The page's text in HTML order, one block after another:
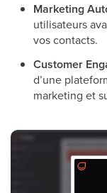
Marketing
utilisateurs
vos contacts.
Customer
d’une
marketing et